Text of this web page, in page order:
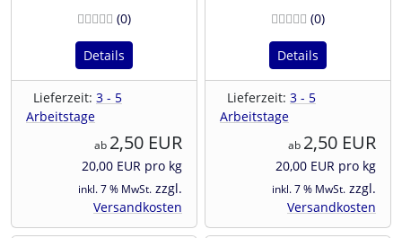
(0Bewertungen
)
Details
Lieferzeit: 3 - 5
Arbeitstage
ab 2,50 EUR
20,00 EUR pro kg
inkl. 7 % MwSt. zzgl.
Versandkosten
(0)
Details
Lieferzeit: 3 - 5
Arbeitstage
ab 2,50 EUR
20,00 EUR pro kg
inkl. 7 % MwSt. zzgl.
Versandkosten